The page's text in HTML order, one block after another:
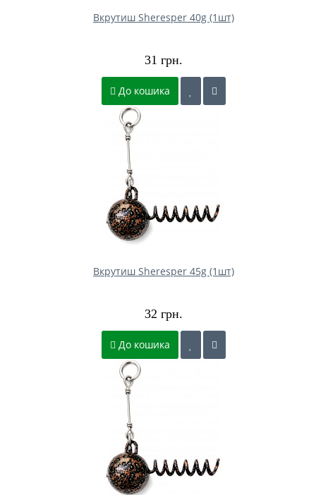
Вкрутиш Sheresper 40g (1шт)
31 грн.
До кошика
Вкрутиш Sheresper 45g (1шт)
32 грн.
До кошика